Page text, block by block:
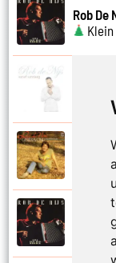
Rob De
Klein
Rob De
Kleine
Rob De
Kleine